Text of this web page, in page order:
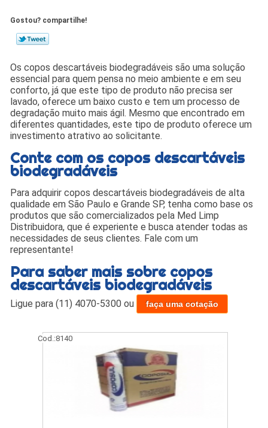
Gostou? compartilhe!
Os copos descartáveis biodegradáveis são uma solução
essencial para quem pensa no meio ambiente e em seu
conforto, já que este tipo de produto não precisa ser
lavado, oferece um baixo custo e tem um processo de
degradação muito mais ágil. Mesmo que encontrado em
diferentes quantidades, este tipo de produto oferece um
investimento atrativo ao solicitante.
Conte com os copos descartáveis
biodegradáveis
Para adquirir copos descartáveis biodegradáveis de alta
qualidade em São Paulo e Grande SP, tenha como base os
produtos que são comercializados pela Med Limp
Distribuidora, que é experiente e busca atender todas as
necessidades de seus clientes. Fale com um
representante!
Para saber mais sobre copos
descartáveis biodegradáveis
Ligue para(11) 4070-5300 ou faça uma cotação
Cod.:8140